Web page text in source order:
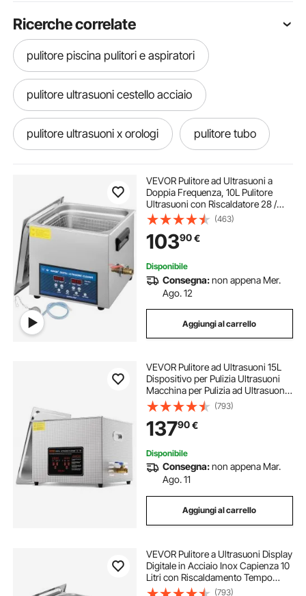
Ricerche correlate
pulitore piscina pulitori e aspiratori
pulitore ultrasuoni cestello acciaio
pulitore ultrasuoni x orologi pulitore tubo
dispositivo ultrasonico
Pulitore Tubo Di Scarico
pulitore ultrasuoni 30l con riscaldatore
pulitore a ultrasuoni digitale
pulitore ad ultrasuoni 6 l macchina per la pulizi
pulitore tubi scarico
macchina pulitore ad ultrasuoni
pulitore ad ultrasuoni pulizia
dispositivi per pulizia occhiali
pulizia iniettori a ultrasuoni
VEVOR Pulitore ad Ultrasuoni a
Doppia Frequenza, 10L Pulitore
Ultrasuoni con Riscaldatore 28 /
40KHz, Macchina per la Pulizia in
Acciaio Inossidabile, per Parti di
Gioielli, Occhiali, Denture ecc.
(463)
10390€
Disponibile
Consegna:non appena Mer.
Ago. 12
Aggiungi al carrello
VEVOR Pulitore ad Ultrasuoni 15L
Dispositivo per Pulizia Ultrasuoni
Macchina per Pulizia ad Ultrasuoni
da 360W con Timer Riscaldatore,
Pulitore Digitale da 40 kHz con
Cestello per Parti Gioielli
(793)
13790€
Disponibile
Consegna:non appena Mar.
Ago. 11
Aggiungi al carrello
VEVOR Pulitore a Ultrasuoni Display
Digitale in Acciaio Inox Capienza 10
Litri con Riscaldamento Tempo
Temperatura Regolabile, Macchina
(793)